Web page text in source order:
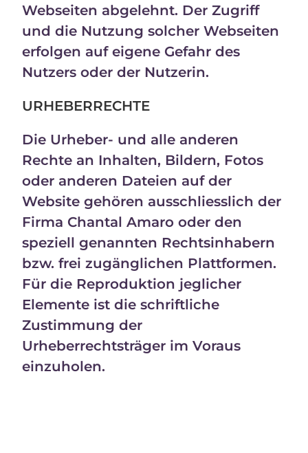
Webseiten abgelehnt. Der Zugriff
und die Nutzung solcher Webseiten
erfolgen auf eigene Gefahr des
Nutzers oder der Nutzerin.
URHEBERRECHTE
Die Urheber- und alle anderen
Rechte an Inhalten, Bildern, Fotos
oder anderen Dateien auf der
Website gehören ausschliesslichder
Firma Chantal Amarooder den
speziell genannten Rechtsinhabern
bzw. frei zugänglichen Plattformen.
Für die Reproduktion jeglicher
Elemente ist die schriftliche
Zustimmung der
Urheberrechtsträger im Voraus
einzuholen.